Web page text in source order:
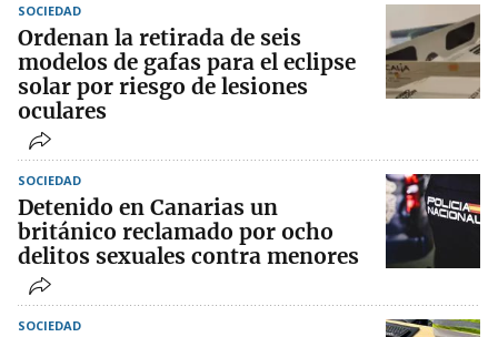
SOCIEDAD
Ordenan la retirada de seis
modelos de gafas para el eclipse
solar por riesgo de lesiones
oculares
SOCIEDAD
Detenido en Canarias un
británico reclamado por ocho
delitos sexuales contra menores
SOCIEDAD